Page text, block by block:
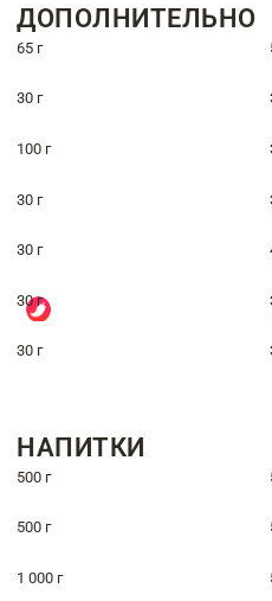
ДОПОЛНИТЕЛЬНО
65 г
30 г
100 г
30 г
30 г
30 г
30 г
НАПИТКИ
500 г
500 г
1 000 г